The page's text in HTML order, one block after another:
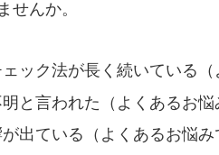
せんか。
ック法が長く続いている（
と言われた（よくあるお悩
出ている（よくあるお悩み